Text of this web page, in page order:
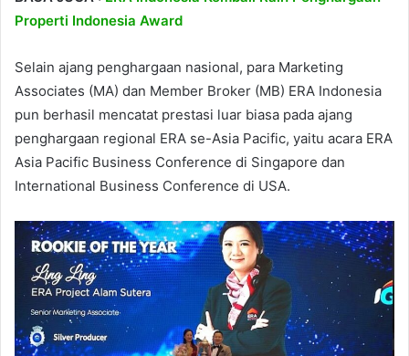
Properti Indonesia Award
Selain ajang penghargaan nasional, para Marketing
Associates (MA) dan Member Broker (MB) ERA Indonesia
pun berhasil mencatat prestasi luar biasa pada ajang
penghargaan regional ERA se-Asia Pacific, yaitu acara ERA
Asia Pacific Business Conference di Singapore dan
International Business Conference di USA.